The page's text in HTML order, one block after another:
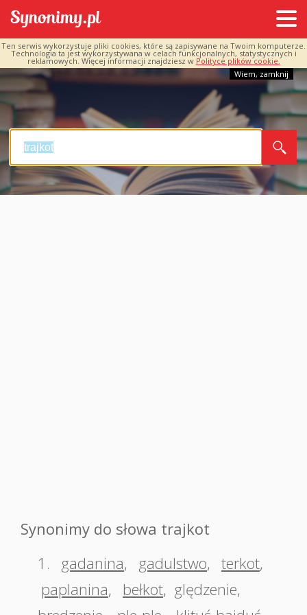
Ten serwis wykorzystuje pliki cookies, które są zapisywane na Twoim komputerze.
Technologia ta jest wykorzystywana w celach funkcjonalnych, statystycznych i
reklamowych. Więcej informacji znajdziesz w Polityce plików cookie.
Wiem, zamknij
Synonimy do słowa trajkot
1.
gadanina, gadulstwo, terkot,
paplanina, bełkot, ględzenie,